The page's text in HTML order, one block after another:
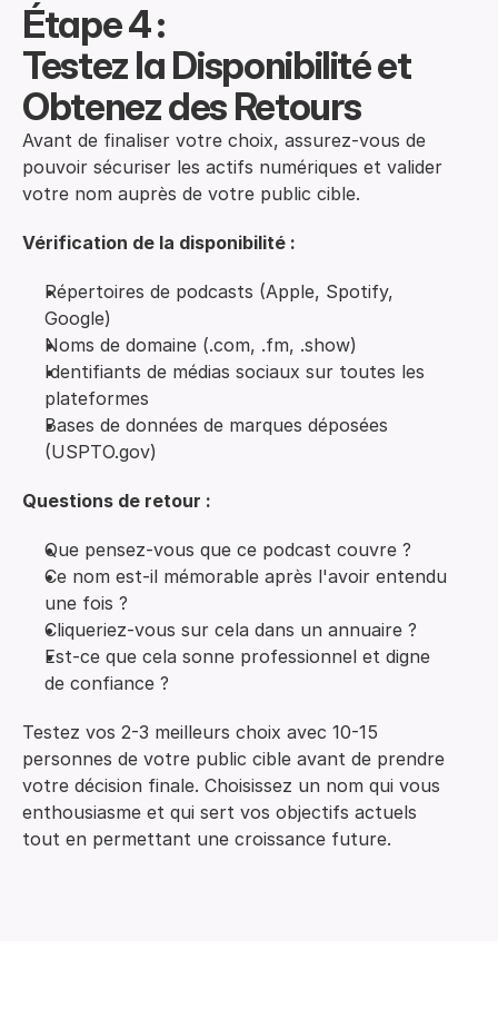
Étape 4 :
Testez la Disponibilité et
Obtenez des Retours
Avant de finaliser votre choix, assurez-vous de
pouvoir sécuriser les actifs numériques et valider
votre nom auprès de votre public cible.
Vérification de la disponibilité :
Répertoires de podcasts (Apple, Spotify,
Google)
Noms de domaine (.com, .fm, .show)
Identifiants de médias sociaux sur toutes les
plateformes
Bases de données de marques déposées
(USPTO.gov)
Questions de retour :
Que pensez-vous que ce podcast couvre ?
Ce nom est-il mémorable après l'avoir entendu
une fois ?
Cliqueriez-vous sur cela dans un annuaire ?
Est-ce que cela sonne professionnel et digne
de confiance ?
Testez vos 2-3 meilleurs choix avec 10-15
personnes de votre public cible avant de prendre
votre décision finale. Choisissez un nom qui vous
enthousiasme et qui sert vos objectifs actuels
tout en permettant une croissance future.